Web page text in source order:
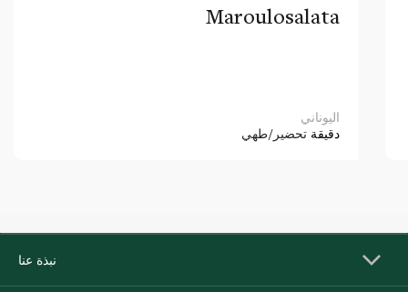
Maroulosalata
اليوناني
دقيقة تحضير/طهي
نبذة عنا